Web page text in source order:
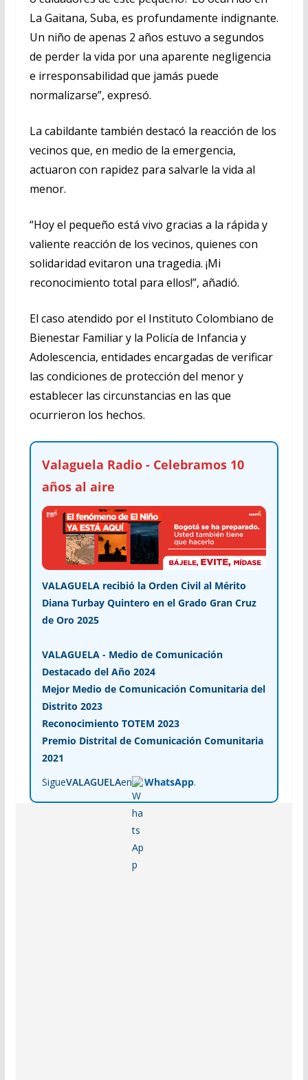
La Gaitana, Suba, es profundamente indignante.
Un niño de apenas 2 años estuvo a segundos
de perder la vida por una aparente negligencia
e irresponsabilidad que jamás puede
normalizarse”, expresó.
La cabildante también destacó la reacción de los
vecinos que, en medio de la emergencia,
actuaron con rapidez para salvarle la vida al
menor.
“Hoy el pequeño está vivo gracias a la rápida y
valiente reacción de los vecinos, quienes con
solidaridad evitaron una tragedia. ¡Mi
reconocimiento total para ellos!”, añadió.
El caso atendido por el Instituto Colombiano de
Bienestar Familiar y la Policía de Infancia y
Adolescencia, entidades encargadas de verificar
las condiciones de protección del menor y
establecer las circunstancias en las que
ocurrieron los hechos.
Valaguela Radio - Celebramos 10
años al aire
VALAGUELA recibió la Orden Civil al Mérito
Diana Turbay Quintero en el Grado Gran Cruz
de Oro 2025
VALAGUELA - Medio de Comunicación
Destacado del Año 2024
Mejor Medio de Comunicación Comunitaria del
Distrito 2023
Reconocimiento TOTEM 2023
Premio Distrital de Comunicación Comunitaria
2021
SigueVALAGUELAen WhatsApp.